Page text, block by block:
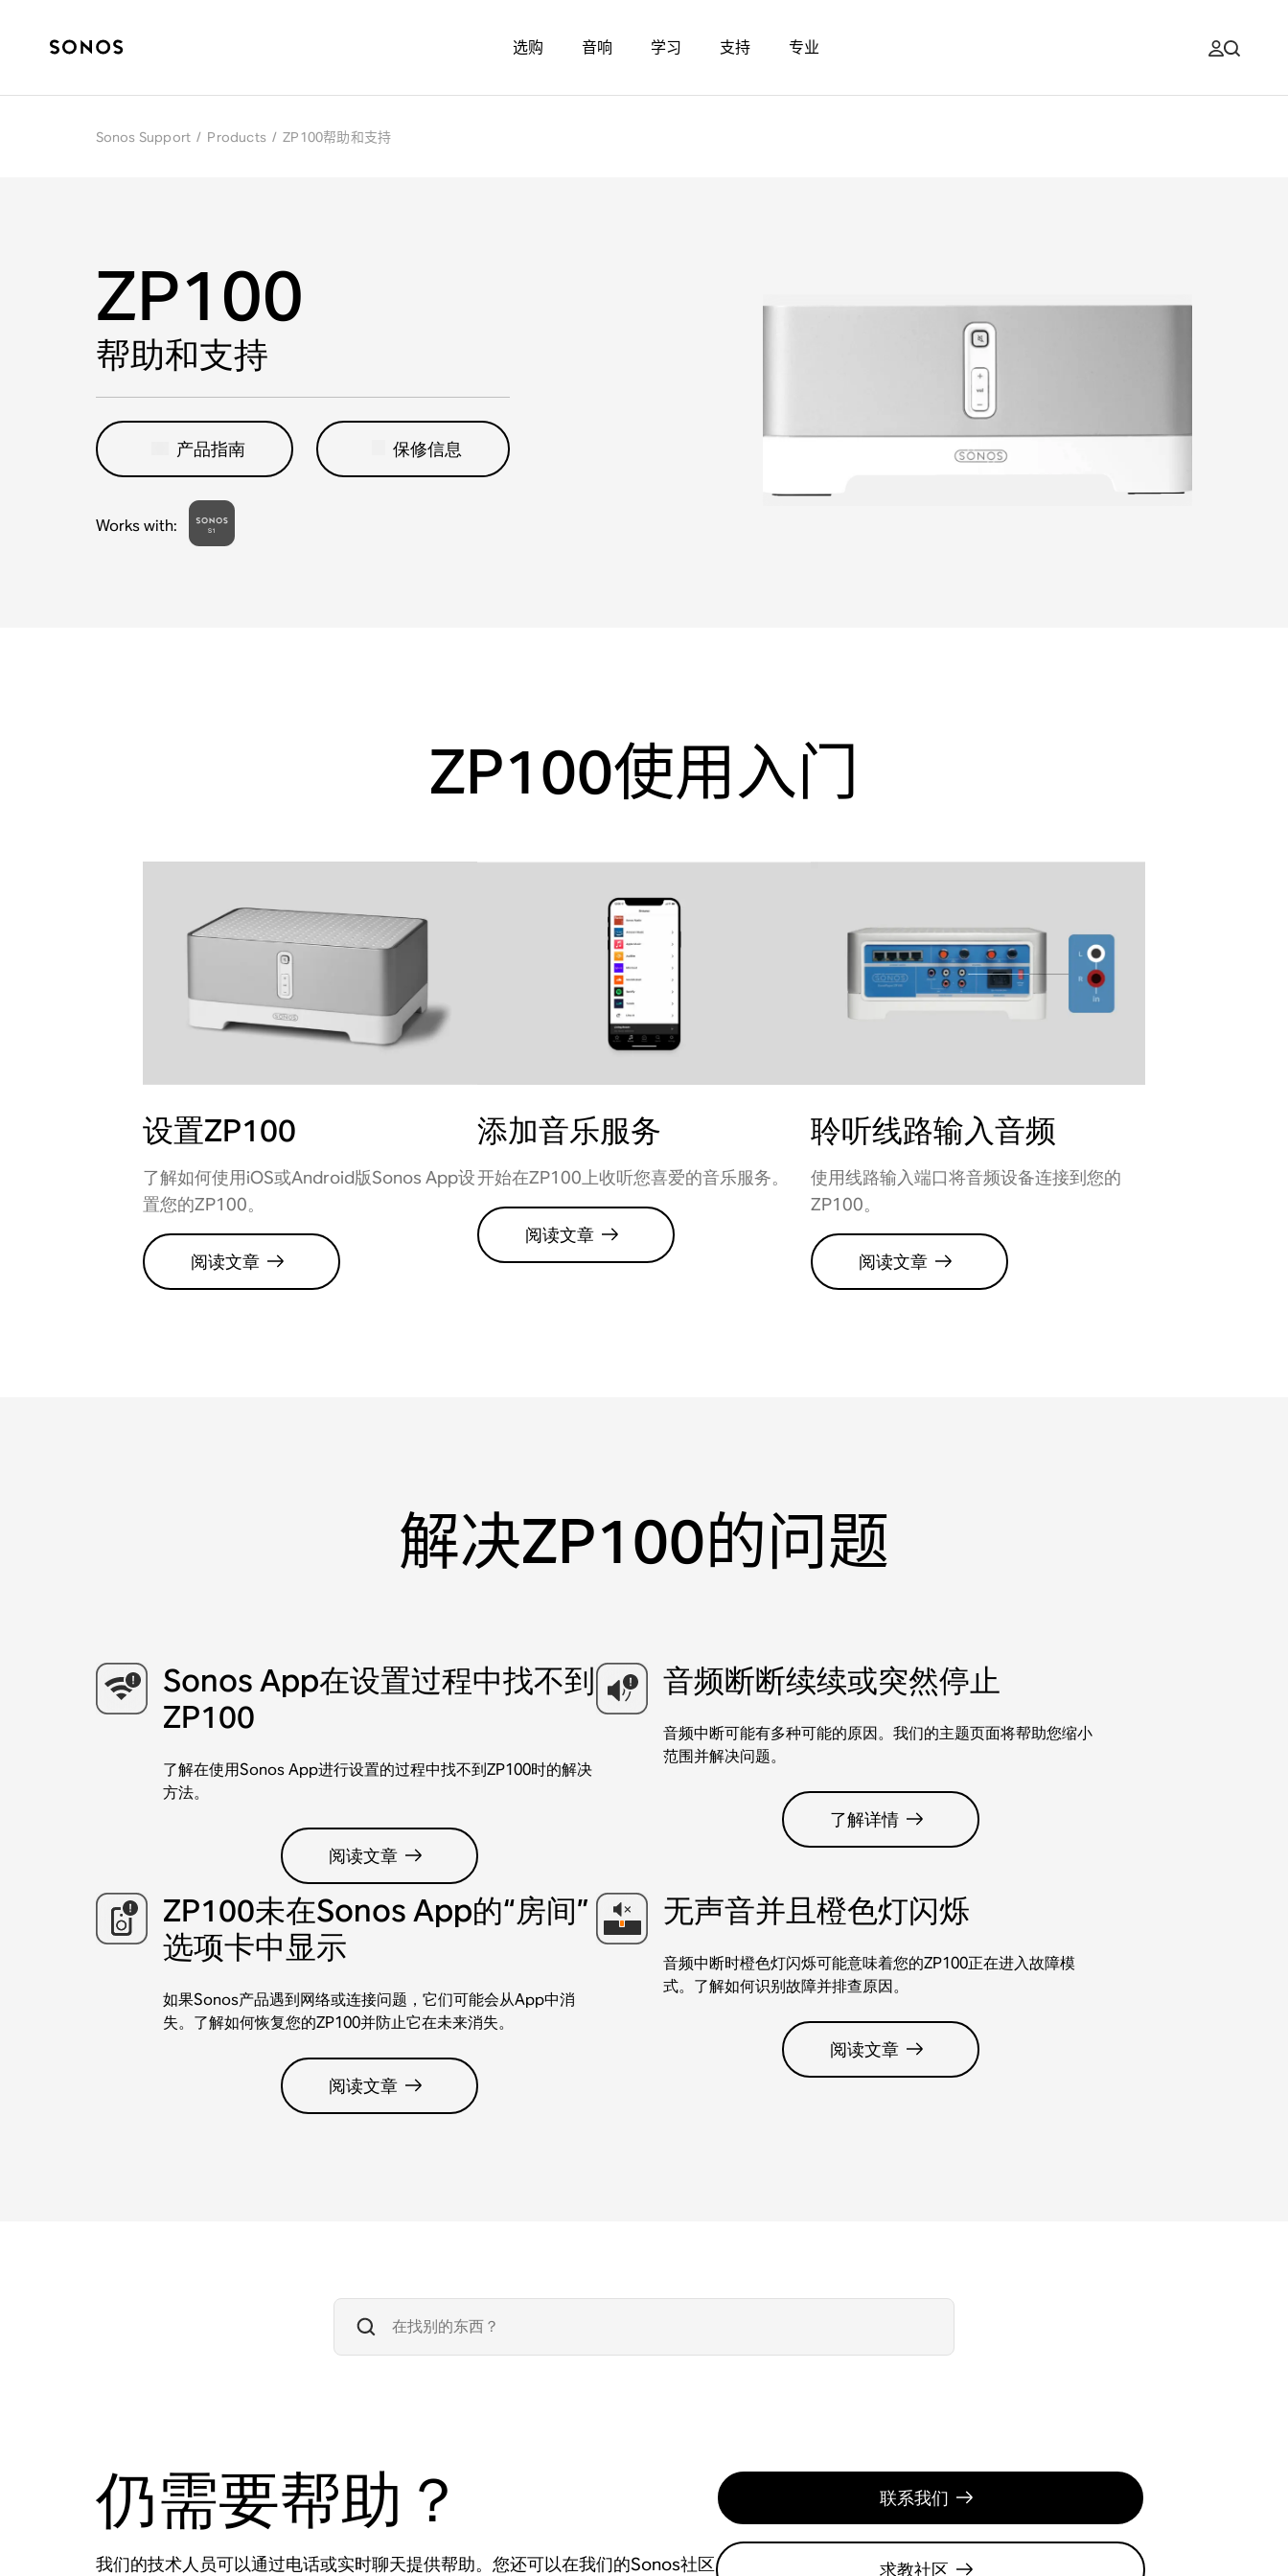
选购 音响 学习 支持 专业
Sonos Support / Products / ZP100帮助和支持
ZP100
帮助和支持
产品指南 保修信息
Works with:
ZP100使用入门
设置ZP100
了解如何使用iOS或Android版Sonos App设
置您的ZP100。
阅读文章
添加音乐服务
开始在ZP100上收听您喜爱的音乐服务。
阅读文章
聆听线路输入音频
使用线路输入端口将音频设备连接到您的
ZP100。
阅读文章
解决ZP100的问题
Sonos App在设置过程中找不到
ZP100
了解在使用Sonos App进行设置的过程中找不到ZP100时的解决
方法。
阅读文章
音频断断续续或突然停止
音频中断可能有多种可能的原因。我们的主题页面将帮助您缩小
范围并解决问题。
了解详情
ZP100未在Sonos App的“房间”
选项卡中显示
如果Sonos产品遇到网络或连接问题，它们可能会从App中消
失。了解如何恢复您的ZP100并防止它在未来消失。
阅读文章
无声音并且橙色灯闪烁
音频中断时橙色灯闪烁可能意味着您的ZP100正在进入故障模
式。了解如何识别故障并排查原因。
阅读文章
仍需要帮助？
我们的技术人员可以通过电话或实时聊天提供帮助。您还可以在我们的Sonos社区
联系我们
求教社区